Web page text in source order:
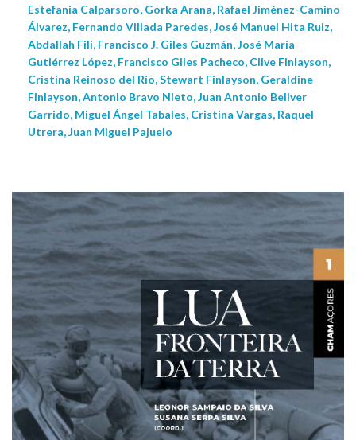
Estefania Calparsoro, Gorka Arana, Rafael Jiménez-Camino
Álvarez, Fernando Villada Paredes, José Manuel Hita Ruiz,
Abdallah Fili, Francisco J. Giles Guzmán, José María
Gutiérrez López, Francisco Giles Pacheco, Clive Finlayson,
Cristina Reinoso del Río, Stewart Finlayson, Geraldine
Finlayson, Antonio Bravo Nieto, Juan Antonio Bellver
Garrido, Miguel Ángel Tabales, Cristina Vargas, Raquel
Utrera, Juan Miguel Pajuelo